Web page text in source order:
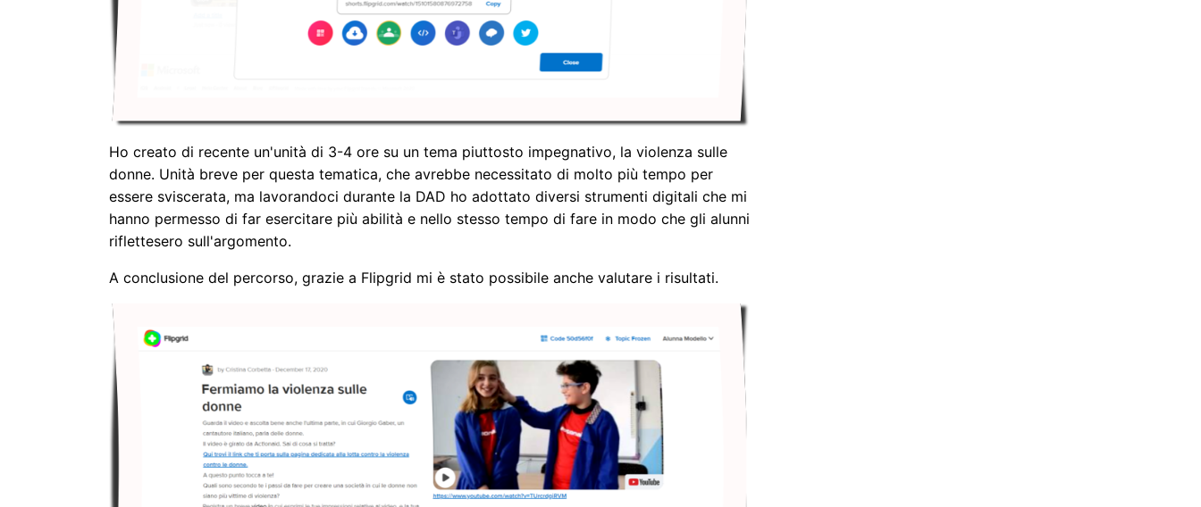
Ho creato di recente un'unità di 3-4 ore su un tema piuttosto impegnativo, la violenza sulle
donne. Unità breve per questa tematica, che avrebbe necessitato di molto più tempo per
essere sviscerata, ma lavorandoci durante la DAD ho adottato diversi strumenti digitali che mi
hanno permesso di far esercitare più abilità e nello stesso tempo di fare in modo che gli alunni
riflettesero sull'argomento.
A conclusione del percorso, grazie a Flipgrid mi è stato possibile anche valutare i risultati.